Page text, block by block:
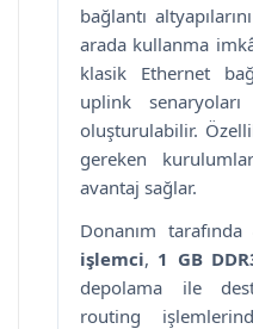
bağlantı
arada kullanma
klasik Ethernet
uplink
oluşturulabilir.
gereken
avantaj sağlar.
Donanım tarafında
işlemci, 1 GB
depolama ile
routing